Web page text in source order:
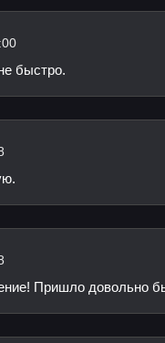
быстро.
Пришло довольно